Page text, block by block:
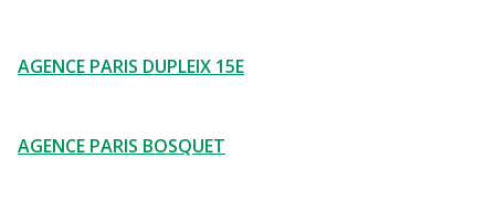
AGENCE PARIS DUPLEIX 15E
AGENCE PARIS BOSQUET